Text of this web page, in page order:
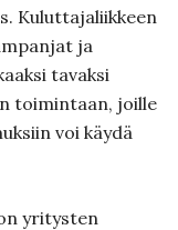
Kuluttajaliikkeen
ja
tavaksi
toimintaan, joille
voi käydä
yritysten